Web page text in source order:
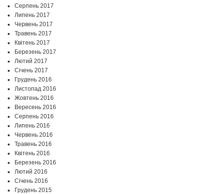
Серпень 2017
Липень 2017
Червень 2017
Травень 2017
Квітень 2017
Березень 2017
Лютий 2017
Січень 2017
Грудень 2016
Листопад 2016
Жовтень 2016
Вересень 2016
Серпень 2016
Липень 2016
Червень 2016
Травень 2016
Квітень 2016
Березень 2016
Лютий 2016
Січень 2016
Грудень 2015